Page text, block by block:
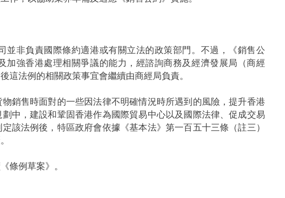
非負責國際條約適港或有關立法的政策部門。不過，《銷售公
強香港處理相關爭議的能力，經諮詢商務及經濟發展局（商經
這法例的相關政策事宜會繼續由商經局負責。
售時面對的一些因法律不明確情況時所遇到的風險，提升香港
中，建設和鞏固香港作為國際貿易中心以及國際法律、促成交易
該法例後，特區政府會依據《基本法》第一百五十三條（註三）
例草案》。